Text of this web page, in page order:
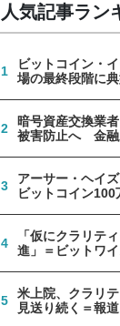
人気記事ラン
1
ビットコイン・
場の最終段階に
2
暗号資産交換業
被害防止へ 金融
3
アーサー・ヘイ
ビットコイン100
4
「仮にクラリテ
進」＝ビットワ
5
米上院、クラリ
見送り続く＝報道